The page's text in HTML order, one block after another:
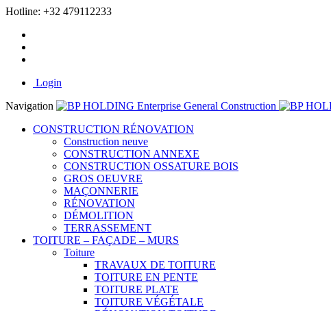
Hotline: +32 479112233
Login
Navigation
CONSTRUCTION RÉNOVATION
Construction neuve
CONSTRUCTION ANNEXE
CONSTRUCTION OSSATURE BOIS
GROS OEUVRE
MAÇONNERIE
RÉNOVATION
DÉMOLITION
TERRASSEMENT
TOITURE – FAÇADE – MURS
Toiture
TRAVAUX DE TOITURE
TOITURE EN PENTE
TOITURE PLATE
TOITURE VÉGÉTALE